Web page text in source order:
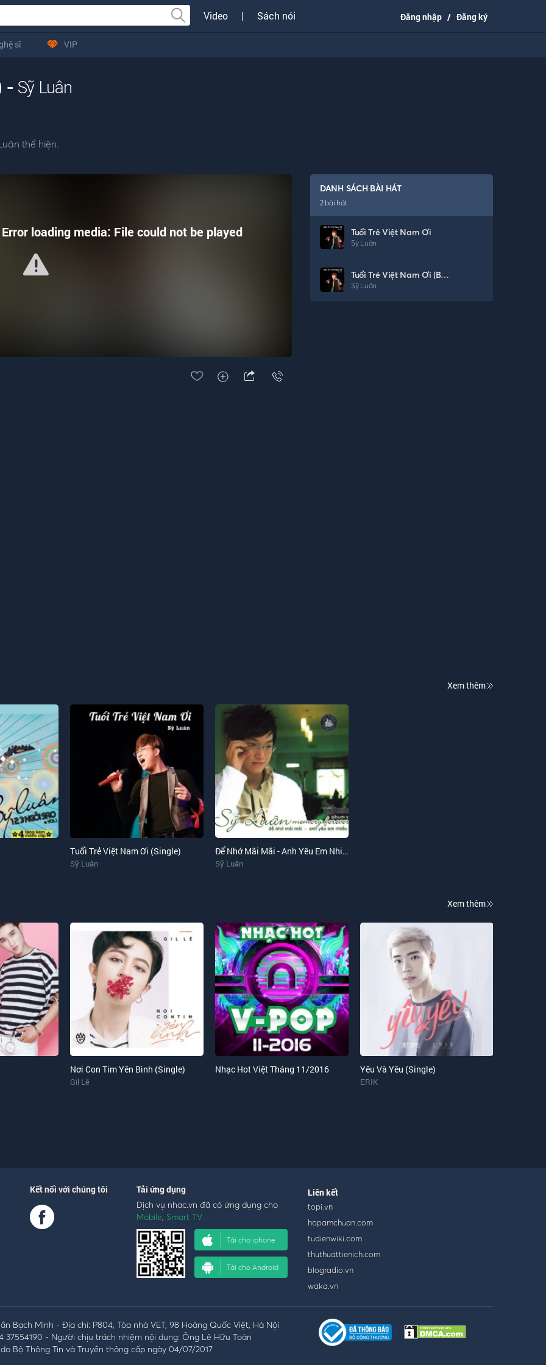
Video | Sách nói Đăng nhập / Đăng ký
sĩ VIP
- Sỹ Luân
thể hiện.
Error loading media: File could not be played
DANH SÁCH BÀI HÁT
2bài hát
Tuổi Trẻ Việt Nam Ơi
Sỹ Luân
Tuổi Trẻ Việt Nam Ơi (Beat)
Sỹ Luân
Xem thêm
Tuổi Trẻ Việt Nam Ơi (Single)
Sỹ Luân
Để Nhớ Mãi Mãi - Anh Yêu Em Nhiều Lắm
Sỹ Luân
Xem thêm
Nơi Con Tim Yên Bình (Single)
Gil Lê
Nhạc Hot Việt Tháng 11/2016 Yêu Và Yêu (Single)
ERIK
Kết nối với chúng tôi Tải ứng dụng
Dịch vụ nhac.vn đã có ứng dụng cho
Mobile, Smart TV
Tải cho iphone
Tải cho Android
Liên kết
topi.vn
hopamchuan.com
tudienwiki.com
thuthuattienich.com
blogradio.vn
waka.vn
Bạch Minh - Địa chỉ: P804, Tòa nhà VET, 98 Hoàng Quốc Việt, Hà Nội
37554190 - Người chịu trách nhiệm nội dung: Ông Lê Hữu Toàn
Bộ Thông Tin và Truyền thông cấp ngày 04/07/2017